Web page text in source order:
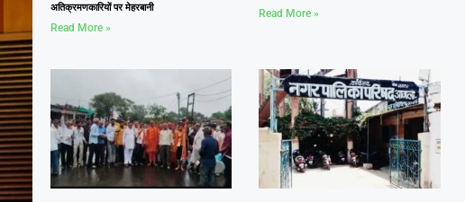
अतिक्रमणकारियों पर मेहरबानी
Read More »
Read More »